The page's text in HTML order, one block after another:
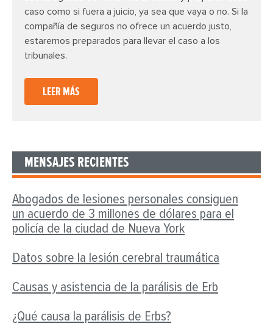
caso como si fuera a juicio, ya sea que vaya o no. Si la
compañía de seguros no ofrece un acuerdo justo,
estaremos preparados para llevar el caso a los
tribunales.
LEER MÁS
MENSAJES RECIENTES
Abogados de lesiones personales consiguen
un acuerdo de 3 millones de dólares para el
policía de la ciudad de Nueva York
Datos sobre la lesión cerebral traumática
Causas y asistencia de la parálisis de Erb
¿Qué causa la parálisis de Erbs?